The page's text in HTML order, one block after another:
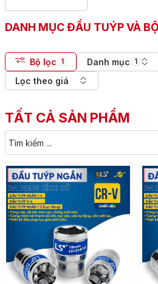
DANH MỤC ĐẦU TUÝP VÀ
Bộ lọc 1 Danh mục 1
Lọc theo giá
TẤT CẢ SẢN PHẨM